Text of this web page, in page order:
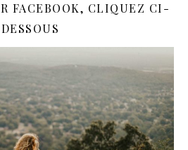
FACEBOOK, CLIQUEZ CI-
DESSOUS